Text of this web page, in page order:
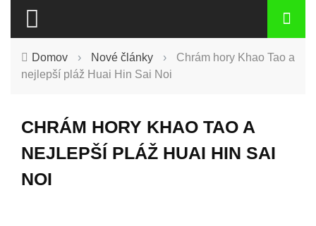
Domov › Nové články ›
Chrám hory Khao Tao a
nejlepší pláž Huai Hin Sai Noi
CHRÁM HORY KHAO TAO A
NEJLEPŠÍ PLÁŽ HUAI HIN SAI
NOI